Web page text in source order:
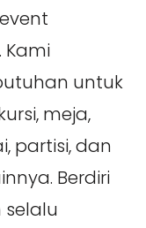
untuk
meja,
partisi, dan
Berdiri
selalu